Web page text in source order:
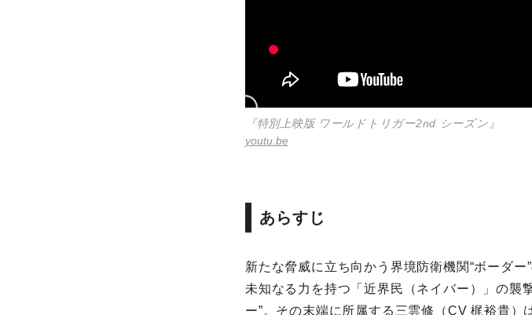
『特別上映版 ワールドトリガー2nd シーズン』
youtu.be
あらすじ
新たな脅威に立ち向かう界境防衛機関“ボーダー”
未知なる力を持つ「近界民（ネイバー）」の襲
ー”。その末端に所属する三雲修（CV 梶裕貴